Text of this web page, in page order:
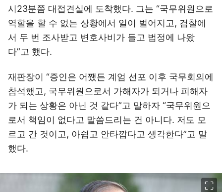
시23분쯤 대접견실에 도착했다. 그는 “국무위원으로
역할을 할 수 없는 상황에서 일이 벌어지고, 검찰에
서 두 번 조사받고 변호사비가 들고 법정에 나왔
다”고 했다.
재판장이 “증인은 어쨌든 계엄 선포 이후 국무회의에
참석했고, 국무위원으로서 가해자가 되거나 피해자
가 되는 상황은 아닌 것 같다”고 말하자 “국무위원으
로서 책임이 없다고 말씀드리는 건 아니다. 저도 모
르고 간 것이고, 아쉽고 안타깝다고 생각한다”고 말
했다.